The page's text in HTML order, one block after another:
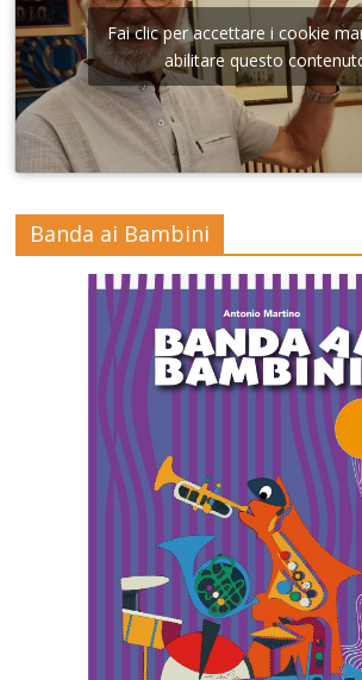
Fai clic per accettare i cookie
abilitare questo
Banda ai Bambini